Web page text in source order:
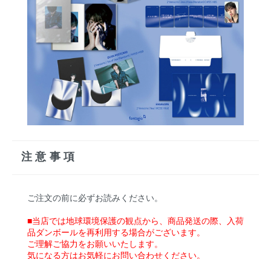
注意事項
ご注文の前に必ずお読みください。
■当店では地球環境保護の観点から、商品発送の際、入荷
品ダンボールを再利用する場合がございます。
ご理解ご協力をお願いいたします。
気になる方はお気軽にお問い合わせください。